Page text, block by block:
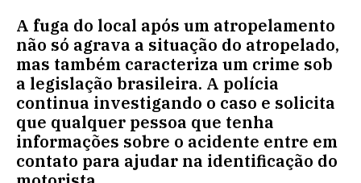
A fuga do local após um atropelamento
não só agrava a situação do atropelado,
mas também caracteriza um crime sob
a legislação brasileira. A polícia
continua investigando o caso e solicita
que qualquer pessoa que tenha
informações sobre o acidente entre em
contato para ajudar na identificação do